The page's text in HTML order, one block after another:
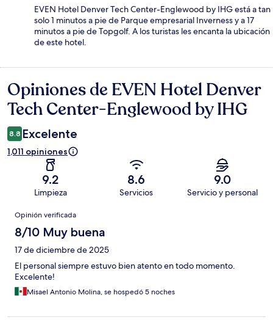
EVEN Hotel Denver Tech Center-Englewood by IHG está a tan
solo 1 minutos a pie de Parque empresarial Inverness y a 17
minutos a pie de Topgolf. A los turistas les encanta la ubicación
de este hotel.
Opiniones
Opiniones de EVEN Hotel Denver
Tech Center-Englewood by IHG
8.8 Excelente
1,011 opiniones
9.2
Limpieza
8.6
Servicios
9.0
Servicio y personal
Opiniones
Opinión verificada
8/10 Muy buena
17 de diciembre de 2025
El personal siempre estuvo bien atento en todo momento.
Excelente!
Misael Antonio Molina, se hospedó 5 noches